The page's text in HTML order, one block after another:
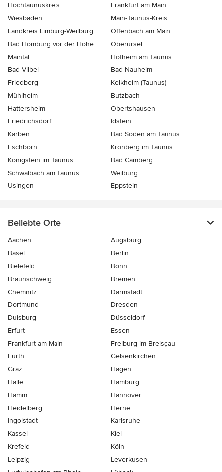
Hochtaunuskreis
Frankfurt am Main
Wiesbaden
Main-Taunus-Kreis
Landkreis Limburg-Weilburg
Offenbach am Main
Bad Homburg vor der Höhe
Oberursel
Maintal
Hofheim am Taunus
Bad Vilbel
Bad Nauheim
Friedberg
Kelkheim (Taunus)
Mühlheim
Butzbach
Hattersheim
Obertshausen
Friedrichsdorf
Idstein
Karben
Bad Soden am Taunus
Eschborn
Kronberg im Taunus
Königstein im Taunus
Bad Camberg
Schwalbach am Taunus
Weilburg
Usingen
Eppstein
Beliebte Orte
Aachen
Augsburg
Basel
Berlin
Bielefeld
Bonn
Braunschweig
Bremen
Chemnitz
Darmstadt
Dortmund
Dresden
Duisburg
Düsseldorf
Erfurt
Essen
Frankfurt am Main
Freiburg-im-Breisgau
Fürth
Gelsenkirchen
Graz
Hagen
Halle
Hamburg
Hamm
Hannover
Heidelberg
Herne
Ingolstadt
Karlsruhe
Kassel
Kiel
Krefeld
Köln
Leipzig
Leverkusen